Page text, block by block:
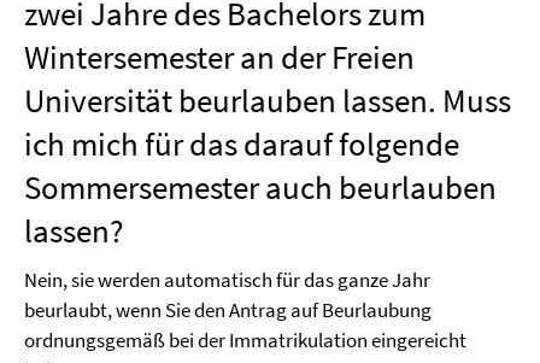
zwei Jahre des Bachelors zum
Wintersemester an der Freien
Universität beurlauben lassen. Muss
ich mich für das darauf folgende
Sommersemester auch beurlauben
lassen?
Nein, sie werden automatisch für das ganze Jahr
beurlaubt, wenn Sie den Antrag auf Beurlaubung
ordnungsgemäß bei der Immatrikulation eingereicht